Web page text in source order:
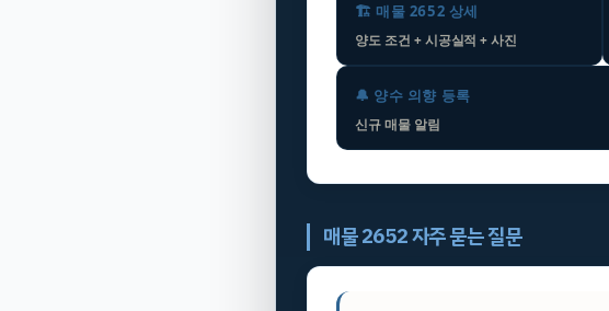
🏗️ 매물 2652 상세
양도 조건 + 시공실적 + 사진
🔔 양수 의향 등록
신규 매물 알림
매물 2652 자주 묻는 질문